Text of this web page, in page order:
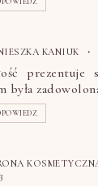
KANIUK
prezentuje
była